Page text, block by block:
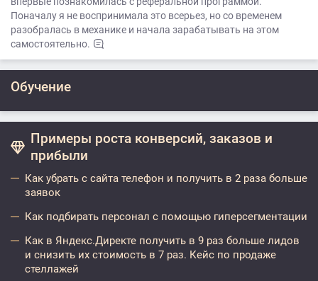
Поначалу я не воспринимала это всерьез, но со временем
разобралась в механике и начала зарабатывать на этом
самостоятельно.
Обучение
Примеры роста конверсий, заказов и
прибыли
Как убрать с сайта телефон и получить в 2 раза больше
заявок
Как подбирать персонал с помощью гиперсегментации
Как в Яндекс.Директе получить в 9 раз больше лидов
и снизить их стоимость в 7 раз. Кейс по продаже
стеллажей